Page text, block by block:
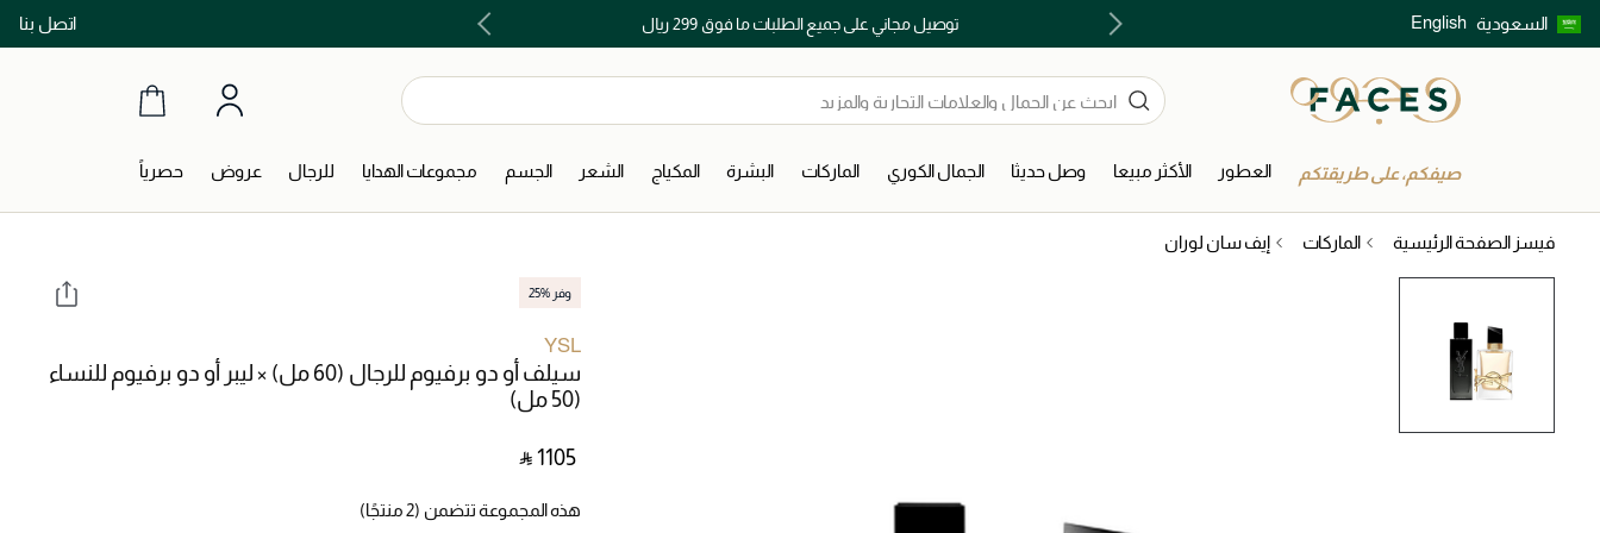
السعودية English اتصل بنااشتري الآن و ادفع لاحقاً مع تابي و تمارا! توصيل مجاني على جميع الطلبات ما فوق 299 ريال اكتشفوا خدمات الجمال المختارة بعناية
صيفكم، على طريقتكم العطور الأكثر مبيعا وصل حديثا الجمال الكوري الماركات البشرة المكياج الشعر الجسم مجموعات الهدايا للرجال عروض حصرياً
فيسز الصفحة الرئيسية الماركات إيف سان لوران
وفر %25
YSL
سيلف أو دو برفيوم للرجال (60 مل) × ليبر أو دو برفيوم للنساء
(50 مل)
‎ ⃁ 1105 ‎
هذه المجموعة تتضمن (2 منتجًا)